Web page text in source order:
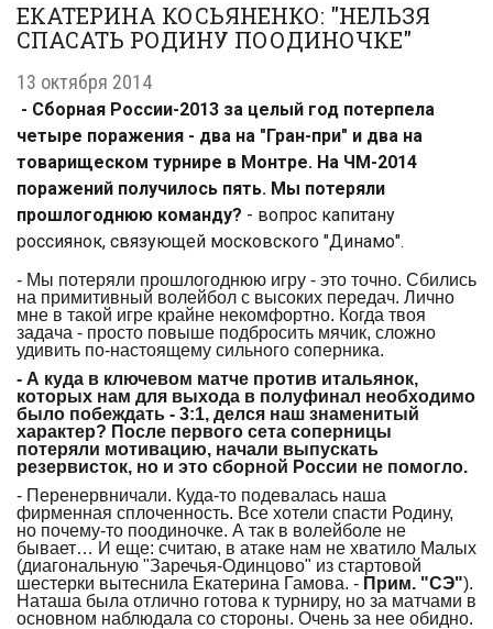
ЕКАТЕРИНА КОСЬЯНЕНКО: "НЕЛЬЗЯ
СПАСАТЬ РОДИНУ ПООДИНОЧКЕ"
13 октября 2014
- Сборная России-2013 за целый год потерпела
четыре поражения - два на "Гран-при" и два на
товарищеском турнире в Монтре. На ЧМ-2014
поражений получилось пять. Мы потеряли
прошлогоднюю команду? - вопрос капитану
россиянок, связующей московского "Динамо".
- Мы потеряли прошлогоднюю игру - это точно. Сбились
на примитивный волейбол с высоких передач. Лично
мне в такой игре крайне некомфортно. Когда твоя
задача - просто повыше подбросить мячик, сложно
удивить по-настоящему сильного соперника.
- А куда в ключевом матче против итальянок,
которых нам для выхода в полуфинал необходимо
было побеждать - 3:1, делся наш знаменитый
характер? После первого сета соперницы
потеряли мотивацию, начали выпускать
резервисток, но и это сборной России не помогло.
- Перенервничали. Куда-то подевалась наша
фирменная сплоченность. Все хотели спасти Родину,
но почему-то поодиночке. А так в волейболе не
бывает… И еще: считаю, в атаке нам не хватило Малых
(диагональную "Заречья-Одинцово" из стартовой
шестерки вытеснила Екатерина Гамова. - Прим. "СЭ").
Наташа была отлично готова к турниру, но за матчами в
основном наблюдала со стороны. Очень за нее обидно.